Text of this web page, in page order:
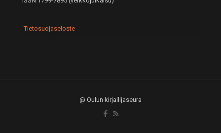
Tietosuojaseloste
@ Oulun kirjailijaseura